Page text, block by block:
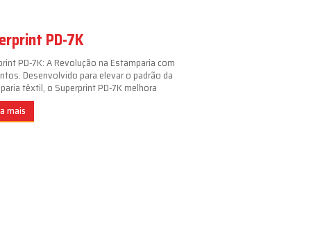
PD-7K
PD-7K: A Revolução na Estamparia com
Desenvolvido para elevar o padrão da
têxtil, o Superprint PD-7K melhora
mais